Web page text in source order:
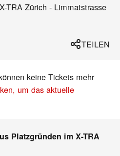
X-TRA Zürich - Limmatstrasse
TEILEN
keine Tickets mehr
um das aktuelle
Platzgründen im X-TRA